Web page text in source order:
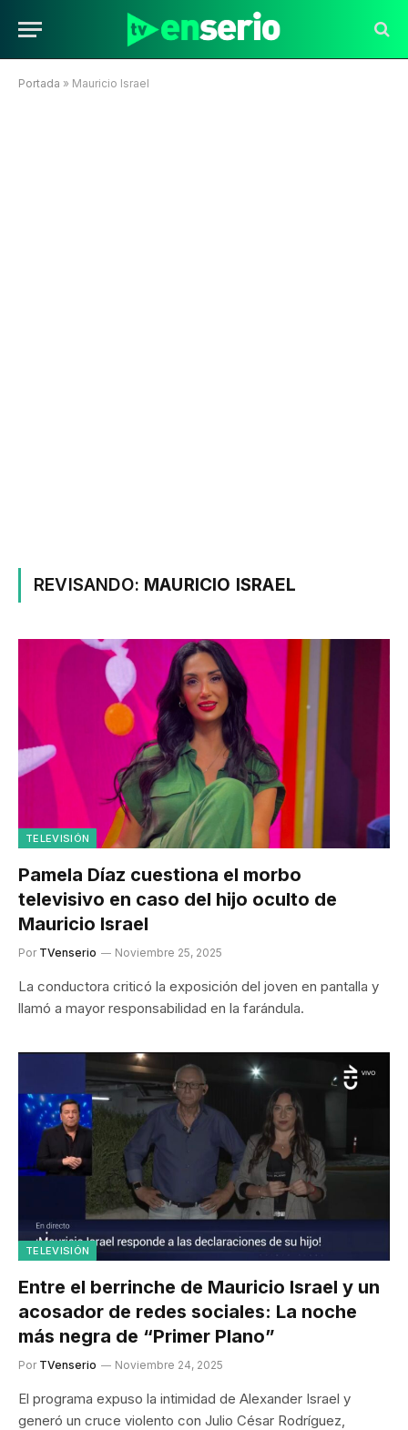
Portada » Mauricio Israel
REVISANDO: MAURICIO ISRAEL
TELEVISIÓN
Pamela Díaz cuestiona el morbo
televisivo en caso del hijo oculto de
Mauricio Israel
Por TVenserio Noviembre 25, 2025
La conductora criticó la exposición del joven en pantalla y
llamó a mayor responsabilidad en la farándula.
TELEVISIÓN
Entre el berrinche de Mauricio Israel y un
acosador de redes sociales: La noche
más negra de “Primer Plano”
Por TVenserio Noviembre 24, 2025
El programa expuso la intimidad de Alexander Israel y
generó un cruce violento con Julio César Rodríguez,